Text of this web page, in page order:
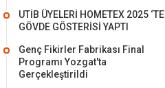
UTİB ÜYELERİ HOMETEX 2025 ‘TE
GÖVDE GÖSTERİSİ YAPTI
Genç Fikirler Fabrikası Final
Programı Yozgat'ta
Gerçekleştirildi
Bilim İnsanı Tosun
Saygı..
BULUZ